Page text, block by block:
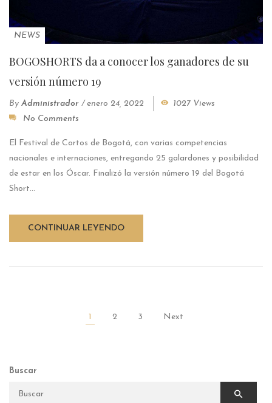
NEWS
BOGOSHORTS da a conocer los ganadores de su
versión número 19
By Administrador / enero 24, 2022
1027 Views
No Comments
El Festival de Cortos de Bogotá, con varias competencias
nacionales e internaciones, entregando 25 galardones y posibilidad
de estar en los Óscar. Finalizó la versión número 19 del Bogotá
Short...
CONTINUAR LEYENDO
1 2 3 Next
Buscar